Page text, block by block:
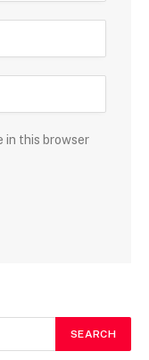
in this browser